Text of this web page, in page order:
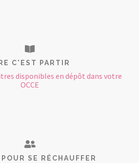
C'EST PARTIR
disponibles en dépôt dans votre
OCCE
SE RÉCHAUFFER